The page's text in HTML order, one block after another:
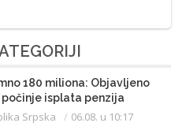
180 miliona: Objavljeno
počinje isplata penzija
Srpska 06.08. u 10:17